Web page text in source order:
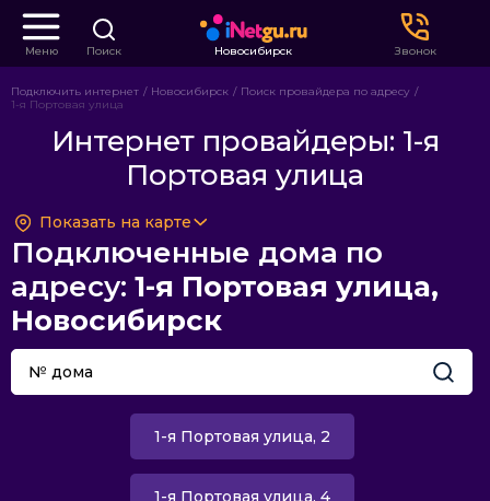
Меню Поиск Новосибирск Звонок
Подключить интернет Новосибирск
Поиск провайдера по адресу
1-я Портовая улица
Интернет провайдеры: 1-я
Портовая улица
Показать на карте
Подключенные дома по
адресу: 1-я Портовая улица,
Новосибирск
1-я Портовая улица, 2
1-я Портовая улица, 4